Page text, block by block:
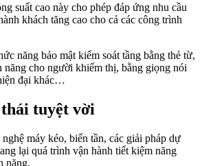
suất cao này cho phép đáp ứng nhu cầu
khách tăng cao cho cả các công trình
năng bảo mật kiểm soát tầng bằng thẻ từ,
năng cho người khiếm thị, bằng giọng nói
đại khác…
tuyệt vời
máy kéo, biến tần, các giải pháp dự
lại quá trình vận hành tiết kiệm năng
năng.